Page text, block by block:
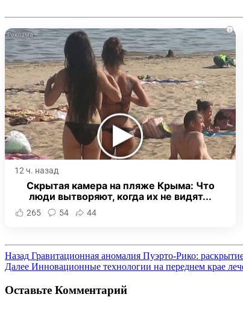
i
12 ч. назад
Скрытая камера на пляже Крыма: Что
люди вытворяют, когда их не видят...
265 54 44
Назад Гравитационная аномалия Пуэрто-Рико:
Далее Инновационные технологии на переднем крае
Оставьте Комментарий